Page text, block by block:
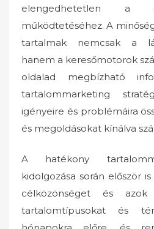
elengedhetetlen a
működtetéséhez. A
tartalmak nemcsak a
hanem a keresőmotorok
oldalad megbízható
tartalommarketing
igényeire és problémáira
és megoldásokat kínálva
A hatékony
kidolgozása során először
célközönséget és azok
tartalomtípusokat és